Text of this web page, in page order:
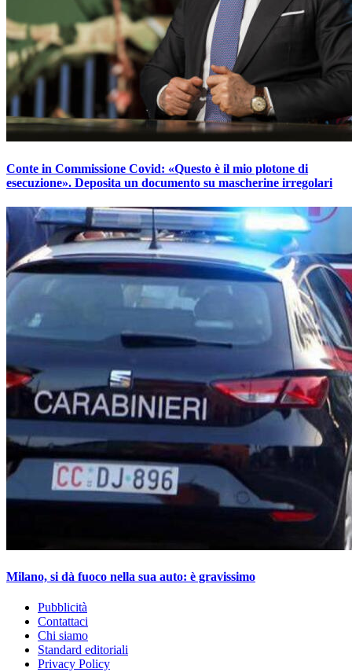
Conte in Commissione Covid: «Questo è il mio plotone di
esecuzione». Deposita un documento su mascherine irregolari
Milano, si dà fuoco nella sua auto: è gravissimo
Pubblicità
Contattaci
Chi siamo
Standard editoriali
Privacy Policy